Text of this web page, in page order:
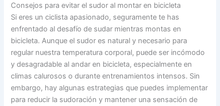
Consejos para evitar el sudor al montar en bicicleta
Si eres un ciclista apasionado, seguramente te has
enfrentado al desafío de sudar mientras montas en
bicicleta. Aunque el sudor es natural y necesario para
regular nuestra temperatura corporal, puede ser incómodo
y desagradable al andar en bicicleta, especialmente en
climas calurosos o durante entrenamientos intensos. Sin
embargo, hay algunas estrategias que puedes implementar
para reducir la sudoración y mantener una sensación de